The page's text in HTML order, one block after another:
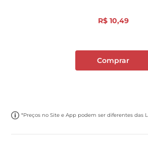
R$ 10,49
Comprar
*Preços no Site e App podem ser diferentes das